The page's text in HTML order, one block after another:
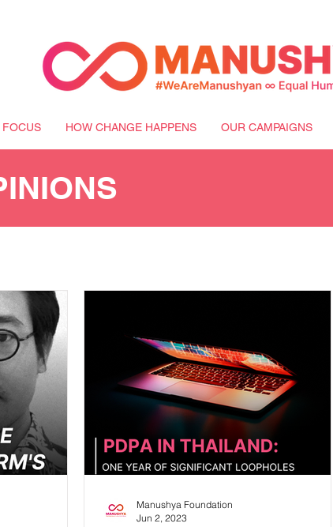
HOW CHANGE HAPPENS OUR CAMPAIGNS
Manushya Foundation
Jun 2, 2023